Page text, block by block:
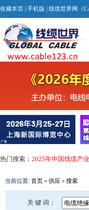
收藏本页 手机版 | 线缆世界网（
热门搜索： 2025年中国线缆产
当前位置: 首页 » 供应 » 搜索
关 键 词：